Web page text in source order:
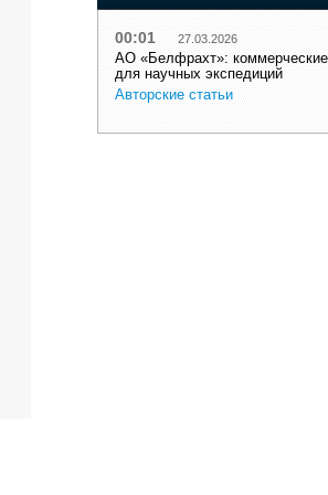
00:01 27.03.2026
АО «Белфрахт»:
для научных экспедиций
Авторские статьи